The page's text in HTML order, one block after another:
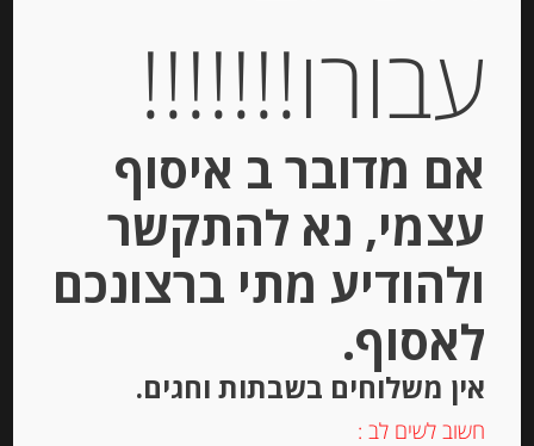
הוספה לסל
Out of
Stock
דבש עם פטריות כמהין ואגוזי מלך
עבורו!!!!!!!
אם מדובר ב איסוף
עצמי, נא להתקשר
ולהודיע מתי ברצונכם
לאסוף.
אין משלוחים בשבתות וחגים.
חשוב לשים לב :